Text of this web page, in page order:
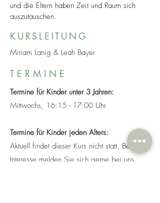
und die Eltern haben Zeit und Raum sich
auszutauschen.
KURSLEITUNG
Miriam Lanig & Leah Bayer
T E R M I N E
Termine für Kinder unter 3 Jahren:
Mittwochs, 16:15 - 17:00 Uhr
Termine für Kinder jeden Alters:
Aktuell findet dieser Kurs nicht statt. Bei
Interesse melden Sie sich gerne bei uns.